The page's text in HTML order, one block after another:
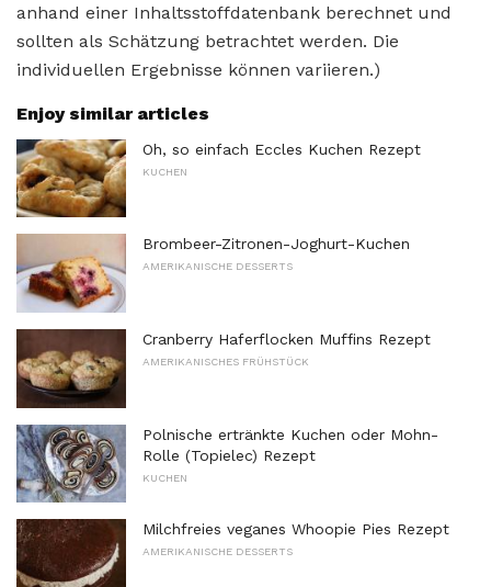
anhand einer Inhaltsstoffdatenbank berechnet und
sollten als Schätzung betrachtet werden. Die
individuellen Ergebnisse können variieren.)
Enjoy similar articles
Oh, so einfach Eccles Kuchen Rezept
KUCHEN
Brombeer-Zitronen-Joghurt-Kuchen
AMERIKANISCHE DESSERTS
Cranberry Haferflocken Muffins Rezept
AMERIKANISCHES FRÜHSTÜCK
Polnische ertränkte Kuchen oder Mohn-
Rolle (Topielec) Rezept
KUCHEN
Milchfreies veganes Whoopie Pies Rezept
AMERIKANISCHE DESSERTS